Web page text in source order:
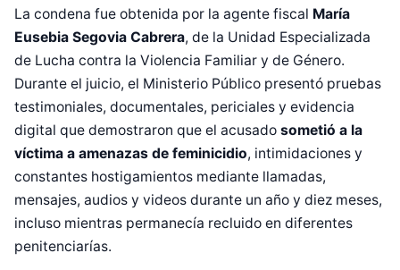
La condena fue obtenida por la agente fiscal María
Eusebia Segovia Cabrera, de la Unidad Especializada
de Lucha contra la Violencia Familiar y de Género.
Durante el juicio, el Ministerio Público presentó pruebas
testimoniales, documentales, periciales y evidencia
digital que demostraron que el acusado sometió a la
víctima a amenazas de feminicidio, intimidaciones y
constantes hostigamientos mediante llamadas,
mensajes, audios y videos durante un año y diez meses,
incluso mientras permanecía recluido en diferentes
penitenciarías.